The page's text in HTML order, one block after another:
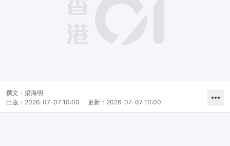
撰文： 梁海明
出版： 2026-07-07 10:00 更新： 2026-07-07 10:00